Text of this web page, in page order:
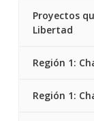
Proyectos
Libertad
Región 1:
Región 1: